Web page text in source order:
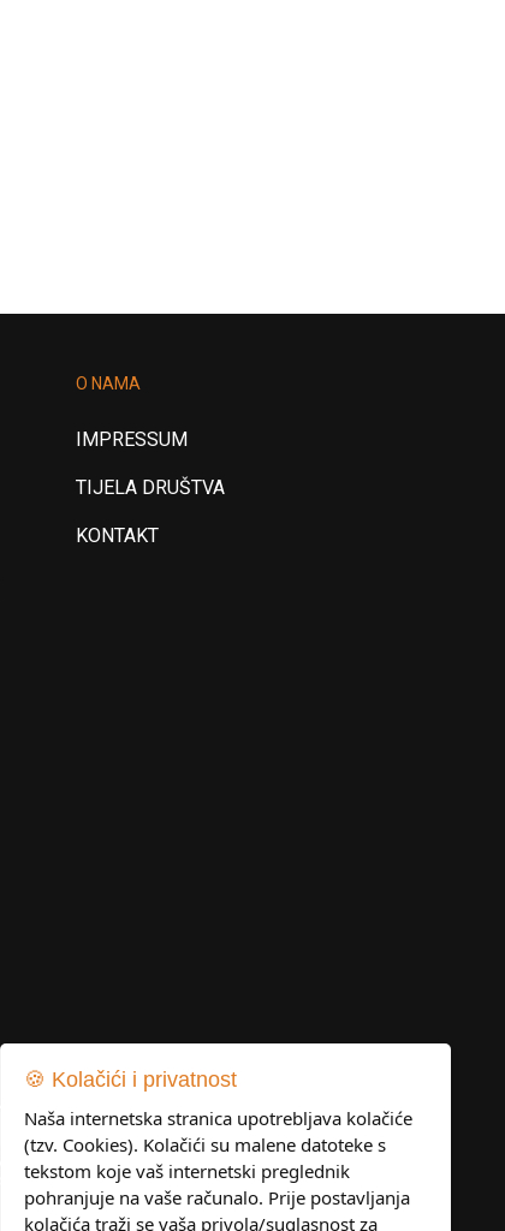
O NAMA
IMPRESSUM
TIJELA DRUŠTVA
KONTAKT
🍪 Kolačići i privatnost
Naša internetska stranica upotrebljava kolačiće
(tzv. Cookies). Kolačići su malene datoteke s
tekstom koje vaš internetski preglednik
pohranjuje na vaše računalo. Prije postavljanja
kolačića traži se vaša privola/suglasnost za